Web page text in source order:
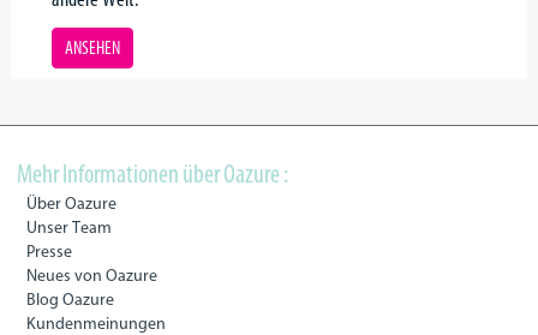
ANSEHEN
Mehr Informationen über Oazure :
Über Oazure
Unser Team
Presse
Neues von Oazure
Blog Oazure
Kundenmeinungen